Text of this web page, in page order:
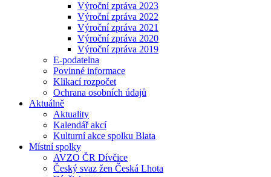
Výroční zpráva 2023
Výroční zpráva 2022
Výroční zpráva 2021
Výroční zpráva 2020
Výroční zpráva 2019
E-podatelna
Povinné informace
Klikací rozpočet
Ochrana osobních údajů
Aktuálně
Aktuality
Kalendář akcí
Kulturní akce spolku Blata
Místní spolky
AVZO ČR Dívčice
Český svaz žen Česká Lhota